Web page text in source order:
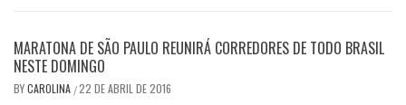
MARATONA DE SÃO PAULO REUNIRÁ CORREDORES DE TODO BRASIL
NESTE DOMINGO
BYCAROLINA /22 DE ABRIL DE 2016